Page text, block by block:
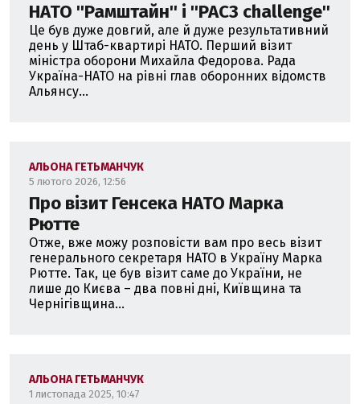
НАТО ''Рамштайн'' і ''PAC3 challenge''
Це був дуже довгий, але й дуже результативний
день у Штаб-квартирі НАТО. Перший візит
міністра оборони Михайла Федорова. Рада
Україна-НАТО на рівні глав оборонних відомств
Альянсу...
АЛЬОНА ГЕТЬМАНЧУК
5 лютого 2026, 12:56
Про візит Генсека НАТО Марка
Рютте
Отже, вже можу розповісти вам про весь візит
генерального секретаря НАТО в Україну Марка
Рютте. Так, це був візит саме до України, не
лише до Києва – два повні дні, Київщина та
Чернігівщина...
АЛЬОНА ГЕТЬМАНЧУК
1 листопада 2025, 10:47